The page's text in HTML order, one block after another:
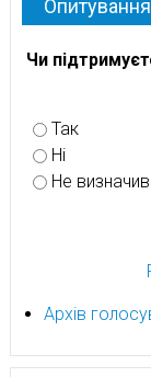
Опитування
Чи
Так
Ні
Не
Архів